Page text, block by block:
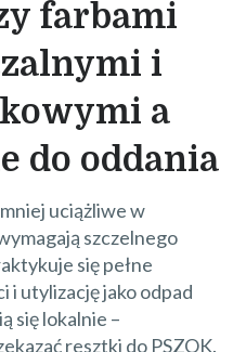
farbami
i
a
do oddania
uciążliwe w
szczelnego
się pełne
i utylizację jako odpad
się lokalnie –
resztki do PSZOK.